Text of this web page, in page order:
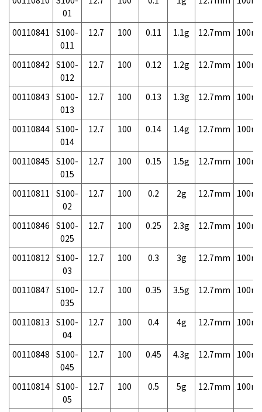
01
00110841 S100-
011
12.7 100 0.11 1.1g 12.7mm
00110842 S100-
012
12.7 100 0.12 1.2g 12.7mm
00110843 S100-
013
12.7 100 0.13 1.3g 12.7mm
00110844 S100-
014
12.7 100 0.14 1.4g 12.7mm
00110845 S100-
015
12.7 100 0.15 1.5g 12.7mm
00110811 S100-
02
12.7 100 0.2 2g 12.7mm
00110846 S100-
025
12.7 100 0.25 2.3g 12.7mm
00110812 S100-
03
12.7 100 0.3 3g 12.7mm
00110847 S100-
035
12.7 100 0.35 3.5g 12.7mm
00110813 S100-
04
12.7 100 0.4 4g 12.7mm
00110848 S100-
045
12.7 100 0.45 4.3g 12.7mm
00110814 S100-
05
12.7 100 0.5 5g 12.7mm